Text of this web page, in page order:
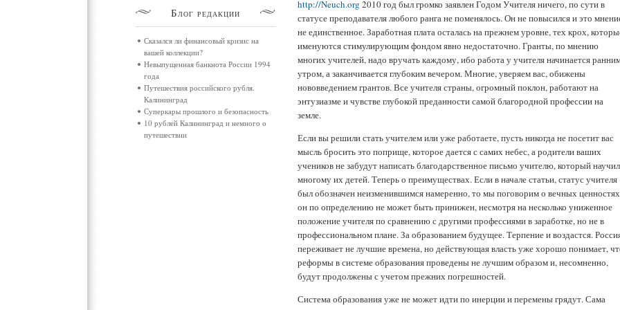
http://Neuch.org 2010 год был громко заявлен Годом Учителя ничего, по сути в
статусе преподавателя любого ранга не поменялось. Он не повысился и это
не единственное. Заработная плата осталась на прежнем уровне, тех крох,
именуются стимулирующим фондом явно недостаточно. Гранты, по мнению
многих учителей, надо вручать каждому, ибо работа у учителя начинается
утром, а заканчивается глубоким вечером. Многие, уверяем вас, обижены
нововведением грантов. Все учителя страны, огромный поклон, работают на
энтузиазме и чувстве глубокой преданности самой благородной профессии на
земле.
Если вы решили стать учителем или уже работаете, пусть никогда не посетит вас
мысль бросить это поприще, которое дается с самих небес, а родители ваших
учеников не забудут написать благодарственное письмо учителю, который научил
многому их детей. Теперь о преимуществах. Если в начале статьи, статус учителя
был обозначен неизменившимся намеренно, то мы поговорим о вечных
он по определению не может быть принижен, несмотря на несколько униженное
положение учителя по сравнению с другими профессиями в заработке, но не в
профессиональном плане. За образованием будущее. Терпение и воздастся.
переживает не лучшие времена, но действующая власть уже хорошо понимает,
реформы в системе образования проведены не лучшим образом и, несомненно,
будут продолжены с учетом прежних погрешностей.
Система образования уже не может идти по инерции и перемены грядут. Сама
Блог редакции
Сказался ли финансовый кризис на
вашей коллекции?
Невыпущенная банкнота России 1994
года
Путешествия российского рубля.
Калининград
Суперкары прошлого и безопасность
10 рублей Калининград и немного о
путешествии